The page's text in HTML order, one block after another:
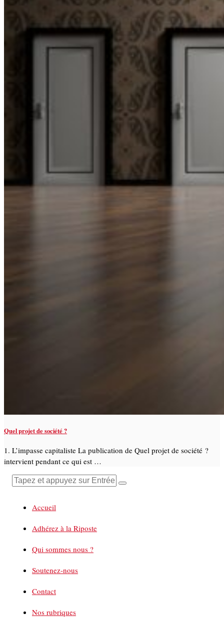
Quel projet de société ?
1. L’impasse capitaliste La publication de Quel projet de société ?
intervient pendant ce qui est …
Accueil
Adhérez à la Riposte
Qui sommes nous ?
Soutenez-nous
Contact
Nos rubriques